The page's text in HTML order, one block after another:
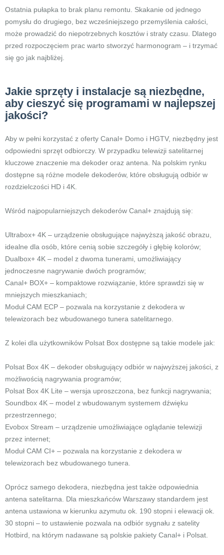
Ostatnia pułapka to brak planu remontu. Skakanie od jednego
pomysłu do drugiego, bez wcześniejszego przemyślenia całości,
może prowadzić do niepotrzebnych kosztów i straty czasu. Dlatego
przed rozpoczęciem prac warto stworzyć harmonogram – i trzymać
się go jak najbliżej.
Jakie sprzęty i instalacje są niezbędne,
aby cieszyć się programami w najlepszej
jakości?
Aby w pełni korzystać z oferty Canal+ Domo i HGTV, niezbędny jest
odpowiedni sprzęt odbiorczy. W przypadku telewizji satelitarnej
kluczowe znaczenie ma dekoder oraz antena. Na polskim rynku
dostępne są różne modele dekoderów, które obsługują odbiór w
rozdzielczości HD i 4K.
Wśród najpopularniejszych dekoderów Canal+ znajdują się:
Ultrabox+ 4K – urządzenie obsługujące najwyższą jakość obrazu,
idealne dla osób, które cenią sobie szczegóły i głębię kolorów;
Dualbox+ 4K – model z dwoma tunerami, umożliwiający
jednoczesne nagrywanie dwóch programów;
Canal+ BOX+ – kompaktowe rozwiązanie, które sprawdzi się w
mniejszych mieszkaniach;
Moduł CAM ECP – pozwala na korzystanie z dekodera w
telewizorach bez wbudowanego tunera satelitarnego.
Z kolei dla użytkowników Polsat Box dostępne są takie modele jak:
Polsat Box 4K – dekoder obsługujący odbiór w najwyższej jakości, z
możliwością nagrywania programów;
Polsat Box 4K Lite – wersja uproszczona, bez funkcji nagrywania;
Soundbox 4K – model z wbudowanym systemem dźwięku
przestrzennego;
Evobox Stream – urządzenie umożliwiające oglądanie telewizji
przez internet;
Moduł CAM CI+ – pozwala na korzystanie z dekodera w
telewizorach bez wbudowanego tunera.
Oprócz samego dekodera, niezbędna jest także odpowiednia
antena satelitarna. Dla mieszkańców Warszawy standardem jest
antena ustawiona w kierunku azymutu ok. 190 stopni i elewacji ok.
30 stopni – to ustawienie pozwala na odbiór sygnału z satelity
Hotbird, na którym nadawane są polskie pakiety Canal+ i Polsat.